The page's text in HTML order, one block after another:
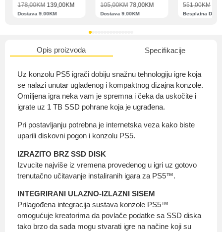
178,00KM 139,00KM
Dostava 9.00KM
105,00KM 78,00KM
Dostava 9.00KM
551,00KM
Besplatna
Opis proizvoda Specifikacije
Uz konzolu PS5 igrači dobiju snažnu tehnologiju igre koja
se nalazi unutar uglađenog i kompaktnog dizajna konzole.
Omiljena igra neka vam je spremna i čeka da uskočite i
igrate uz 1 TB SSD pohrane koja je ugrađena.
Pri postavljanju potrebna je internetska veza kako biste
uparili diskovni pogon i konzolu PS5.
IZRAZITO BRZ SSD DISK
Izvucite najviše iz vremena provedenog u igri uz gotovo
trenutačno učitavanje instaliranih igara za PS5™.
INTEGRIRANI ULAZNO-IZLAZNI SISEM
Prilagođena integracija sustava konzole PS5™
omogućuje kreatorima da povlače podatke sa SSD diska
tako brzo da sada mogu stvarati igre na načine koji su
Privatnost kupca